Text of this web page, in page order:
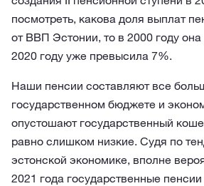
посмотреть, какова доля выплат
от ВВП Эстонии, то в 2000 году
2020 году уже превысила 7%.
Наши пенсии составляют все
государственном бюджете и
опустошают государственный
равно слишком низкие. Судя по
эстонской экономике, вполне
2021 года государственные пенсии